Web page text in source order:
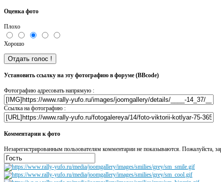
Оценка фото
Плохо
Хорошо
Установить ссылку на эту фотографию в форуме (BBcode)
Фотографию адресовать напрямую :
Ссылка на фотографию :
Комментарии к фото
Незарегистрированным пользователям комментарии не показываются. Пожалуйста,